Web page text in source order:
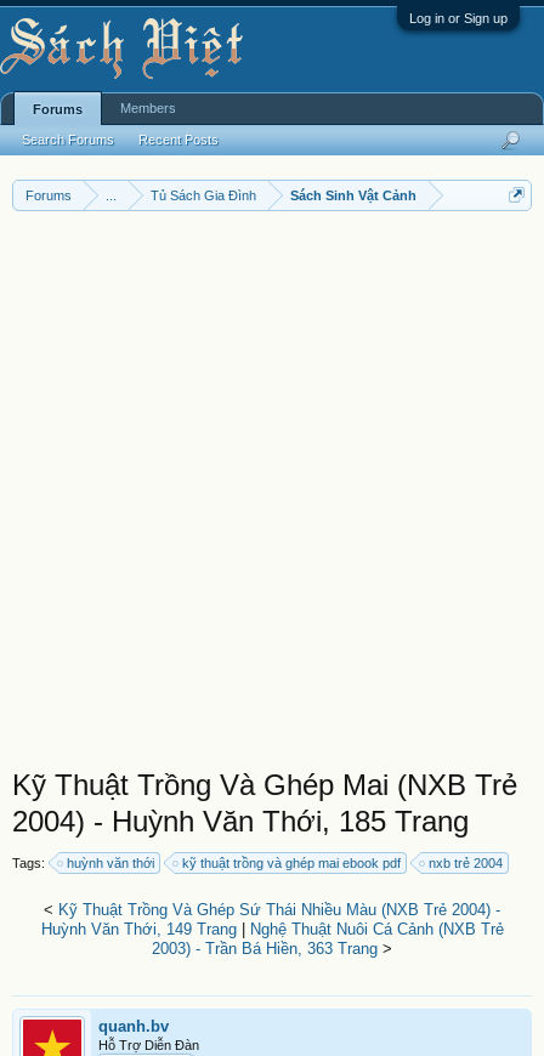
Log in or Sign up
Forums Tủ Sách Gia Đình Sách Sinh Vật Cảnh
Kỹ Thuật Trồng Và Ghép Mai (NXB Trẻ
2004) - Huỳnh Văn Thới, 185 Trang
Tags: huỳnh văn thới kỹ thuật trồng và ghép mai ebook pdf nxb trẻ 2004
< Kỹ Thuật Trồng Và Ghép Sứ Thái Nhiều Màu (NXB Trẻ 2004) -
Huỳnh Văn Thới, 149 Trang|
Nghệ Thuật Nuôi Cá Cảnh (NXB Trẻ
2003) - Trần Bá Hiền, 363 Trang >
quanh.bv
Hỗ Trợ Diễn Đàn
Forums
Search Forums Recent Posts
Members